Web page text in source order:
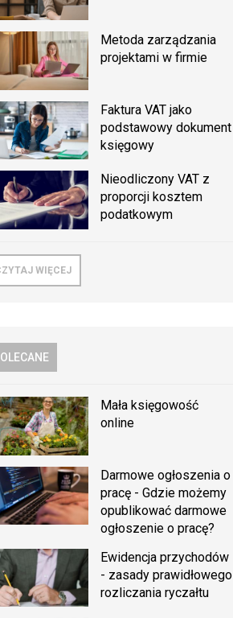
Metoda zarządzania
projektami w firmie
Faktura VAT jako
podstawowy dokument
księgowy
Nieodliczony VAT z
proporcji kosztem
podatkowym
WIĘCEJ
Mała księgowość
online
Darmowe ogłoszenia o
pracę - Gdzie możemy
opublikować darmowe
ogłoszenie o pracę?
Ewidencja przychodów
- zasady prawidłowego
rozliczania ryczałtu